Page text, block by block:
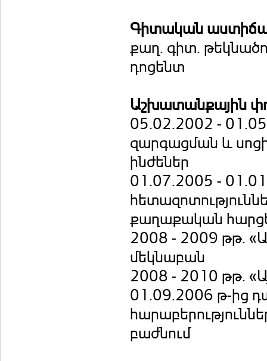
Գիտական
քաղ. գիտ.
դոցենտ
Աշխատանքային
05.02.2002 -
զարգացման և
ինժեներ
01.07.2005 -
քաղաքական
2008 - 2009 թթ.
մեկնաբան
2008 - 2010 թթ.
01.09.2006 թ-ից
բաժնում